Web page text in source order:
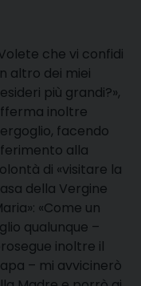
che vi confidi
altro dei miei
più grandi?»,
inoltre
facendo
alla
di «visitare la
della Vergine
«Come un
qualunque –
inoltre il
– mi avvicinerò